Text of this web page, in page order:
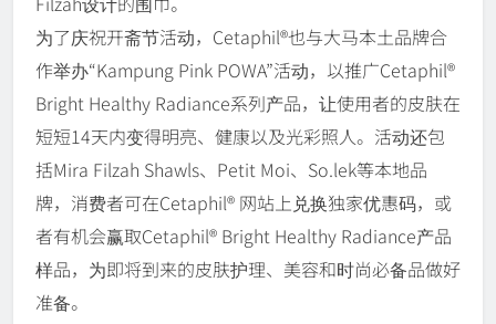
为了庆祝开斋节活动，Cetaphil®也与大马本土品牌合
作举办“Kampung Pink POWA”活动，以推广Cetaphil®
Bright Healthy Radiance系列产品，让使用者的皮肤在
短短14天内变得明亮、健康以及光彩照人。活动还包
括Mira Filzah Shawls、Petit Moi、So.lek等本地品
牌，消费者可在Cetaphil® 网站上兑换独家优惠码，或
者有机会赢取Cetaphil® Bright Healthy Radiance产品
样品，为即将到来的皮肤护理、美容和时尚必备品做好
准备。